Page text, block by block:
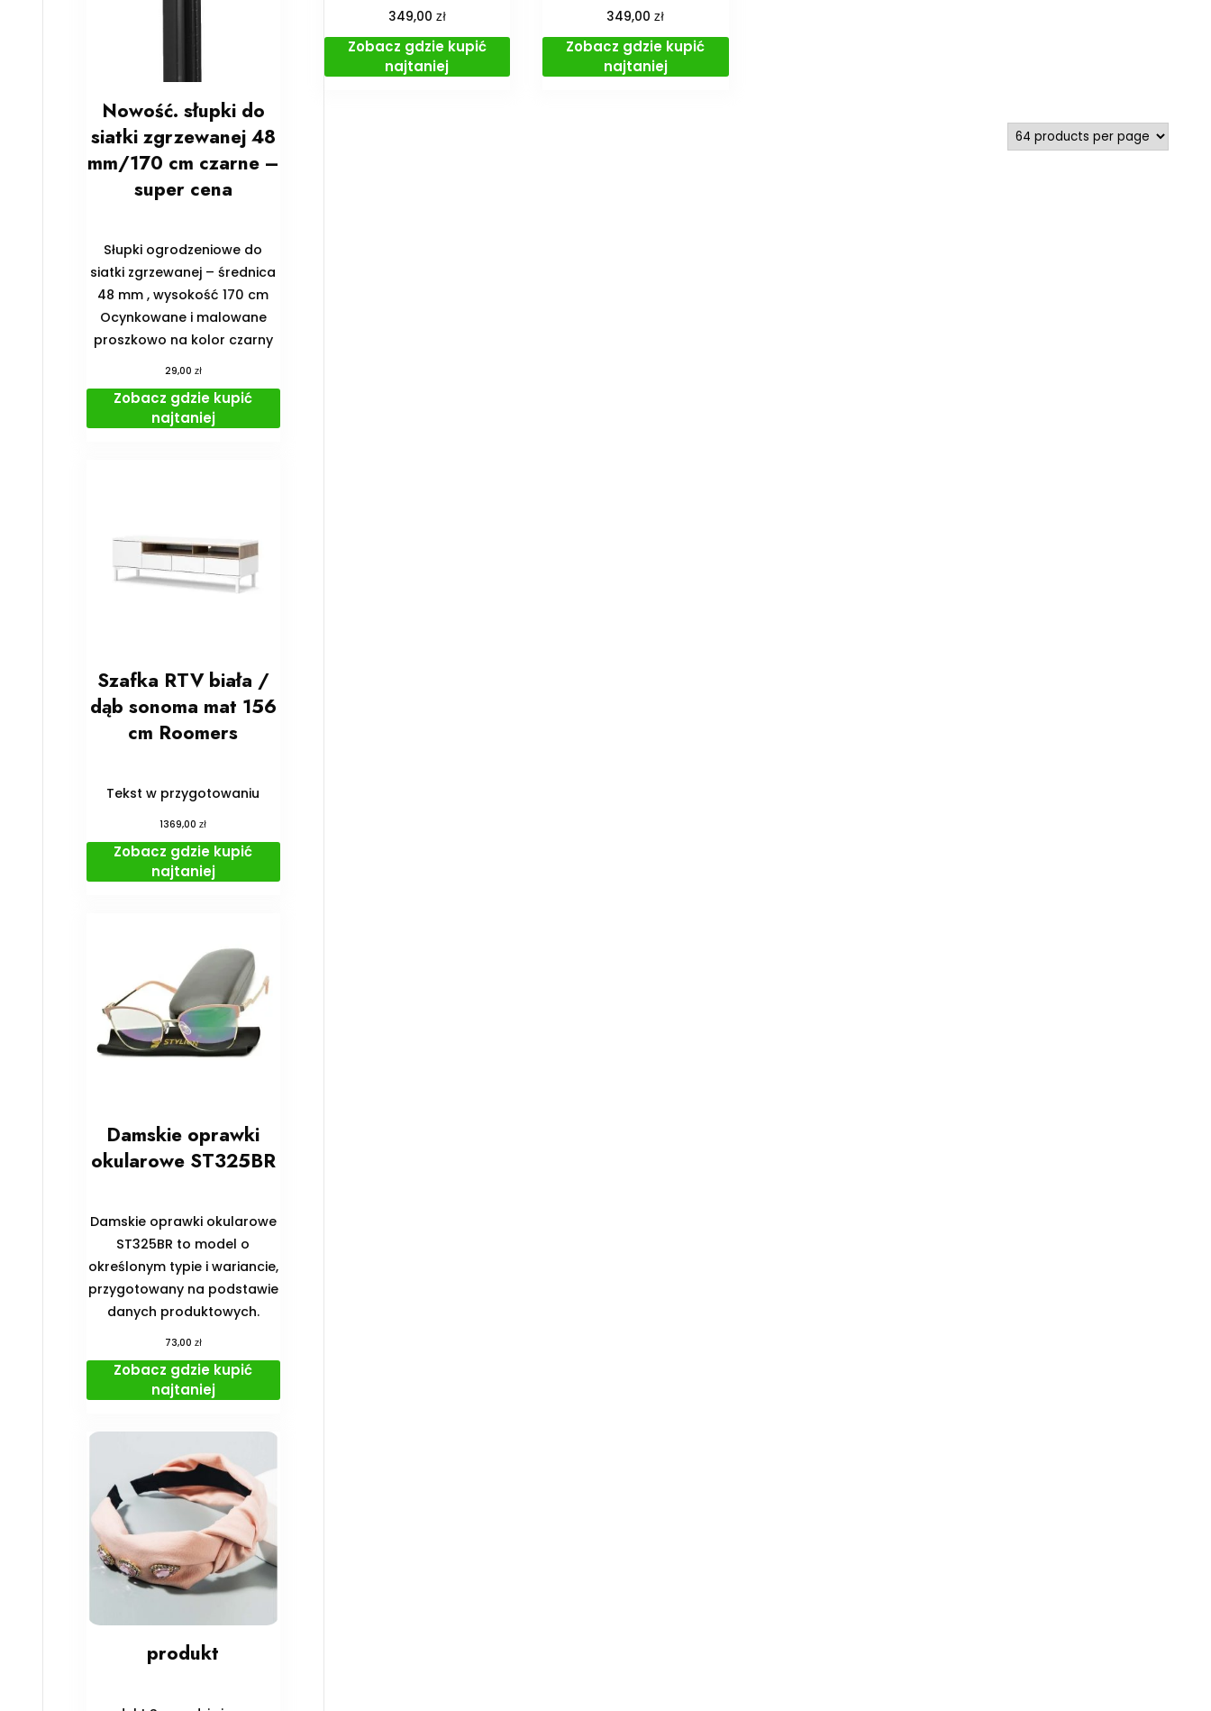
349,00 zł
Zobacz gdzie kupić
najtaniej
349,00zł
Zobacz gdzie kupić
najtaniej
Nowość. słupki do
siatki zgrzewanej 48
mm/170 cm czarne –
super cena
Słupki ogrodzeniowe do
siatki zgrzewanej – średnica
48 mm , wysokość 170 cm
Ocynkowane i malowane
proszkowo na kolor czarny
29,00 zł
Zobacz gdzie kupić
najtaniej
Szafka RTV biała /
dąb sonoma mat 156
cm Roomers
Tekst w przygotowaniu
1369,00zł
Zobacz gdzie kupić
najtaniej
Damskie oprawki
okularowe ST325BR
Damskie oprawki okularowe
ST325BR to model o
określonym typie i wariancie,
przygotowany na podstawie
danych produktowych.
73,00 zł
Zobacz gdzie kupić
najtaniej
produkt